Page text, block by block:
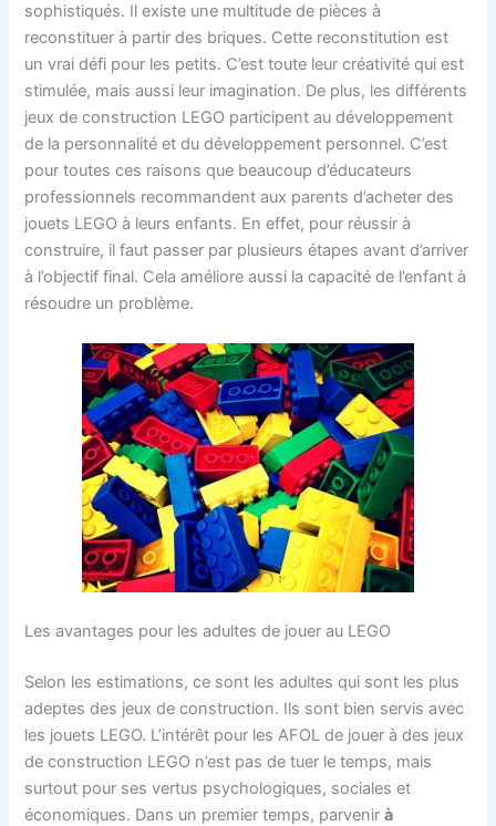
sophistiqués. Il existe une multitude de pièces à
reconstituer à partir des briques. Cette reconstitution est
un vrai défi pour les petits. C’est toute leur créativité qui est
stimulée, mais aussi leur imagination. De plus, les différents
jeux de construction LEGO participent au développement
de la personnalité et du développement personnel. C’est
pour toutes ces raisons que beaucoup d’éducateurs
professionnels recommandent aux parents d’acheter des
jouets LEGO à leurs enfants. En effet, pour réussir à
construire, il faut passer par plusieurs étapes avant d’arriver
à l’objectif final. Cela améliore aussi la capacité de l’enfant à
résoudre un problème.
Les avantages pour les adultes de jouer au LEGO
Selon les estimations, ce sont les adultes qui sont les plus
adeptes des jeux de construction. Ils sont bien servis avec
les jouets LEGO. L’intérêt pour les AFOL de jouer à des jeux
de construction LEGO n’est pas de tuer le temps, mais
surtout pour ses vertus psychologiques, sociales et
économiques. Dans un premier temps, parvenirà